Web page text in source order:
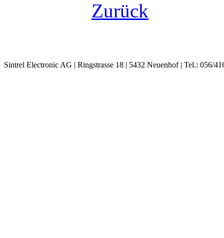
Zurück
Sintrel Electronic AG | Ringstrasse 18 | 5432 Neuenhof | Tel.: 056/